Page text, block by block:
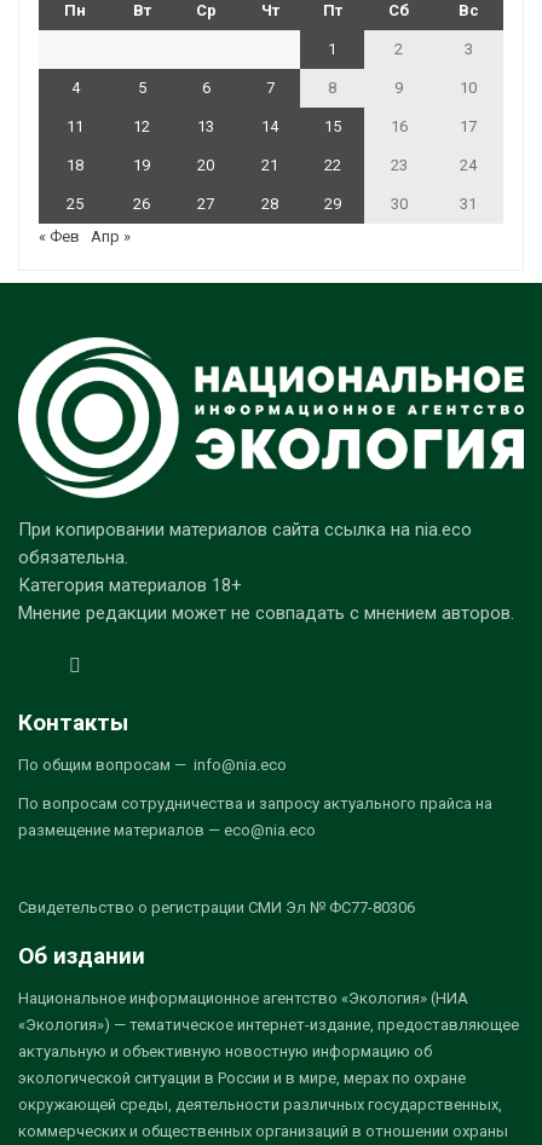
Пн Вт Ср Чт Пт Сб Вс
1 2 3
4 5 6 7 8 9 10
11 12 13 14 15 16 17
18 19 20 21 22 23 24
25 26 27 28 29 30
31
« Фев
Апр »
При копировании материалов сайта ссылка на nia.eco
обязательна.
Категория материалов 18+
Мнение редакции может не совпадать с мнением авторов.
Контакты
По общим вопросам — info@nia.eco
По вопросам сотрудничества и запросу актуального прайса на
размещение материалов — eco@nia.eco
Свидетельство о регистрации СМИ Эл № ФС77-80306
Об издании
Национальное информационное агентство «Экология» (НИА
«Экология») — тематическое интернет-издание, предоставляющее
актуальную и объективную новостную информацию об
экологической ситуации в России и в мире, мерах по охране
окружающей среды, деятельности различных государственных,
коммерческих и общественных организаций в отношении охраны